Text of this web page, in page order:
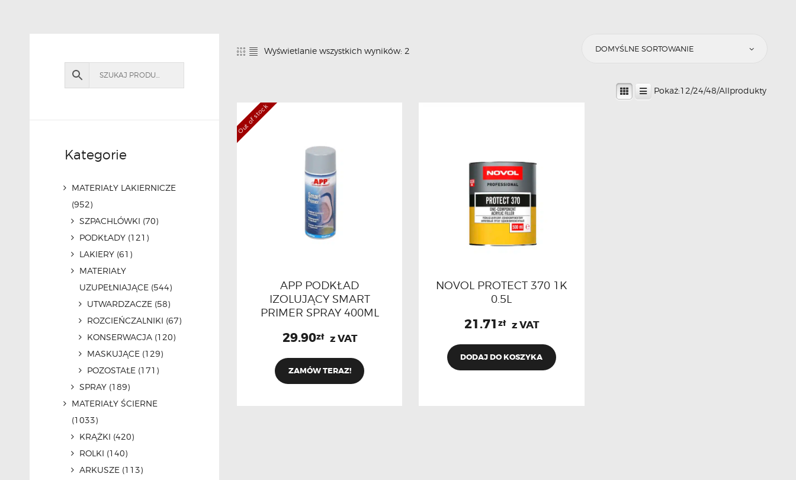
Wyświetlanie wszystkich wyników: 2
Pokaż:12/24/48/Allprodukty
Out of stock
APP PODKŁAD
IZOLUJĄCY SMART
PRIMER SPRAY 400ML
29.90zł z VAT
ZAMÓW TERAZ!
NOVOL PROTECT 370 1K
0.5L
21.71 zł z VAT
DODAJ DO KOSZYKA
Kategorie
MATERIAŁY LAKIERNICZE
(952)
SZPACHLÓWKI (70)
PODKŁADY (121)
LAKIERY (61)
MATERIAŁY
UZUPEŁNIAJĄCE (544)
UTWARDZACZE (58)
ROZCIEŃCZALNIKI (67)
KONSERWACJA (120)
MASKUJĄCE (129)
POZOSTAŁE (171)
SPRAY (189)
MATERIAŁY ŚCIERNE
(1033)
KRĄŻKI (420)
ROLKI (140)
ARKUSZE (113)